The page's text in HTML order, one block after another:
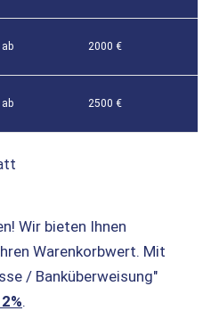
ab 2000 €
ab 2500 €
Wir bieten Ihnen
Warenkorbwert. Mit
/ Banküberweisung"
.